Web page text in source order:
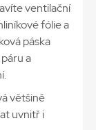
ventilační
fólie a
páska
a
většině
uvnitř i